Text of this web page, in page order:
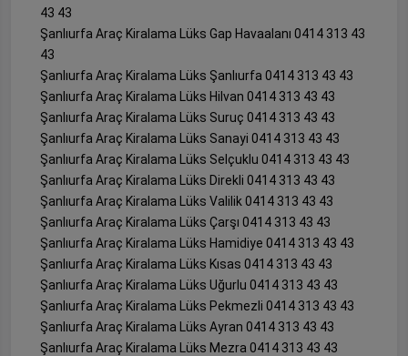
43 43
Şanlıurfa Araç Kiralama Lüks Gap Havaalanı 0414 313 43
43
Şanlıurfa Araç Kiralama Lüks Şanlıurfa 0414 313 43 43
Şanlıurfa Araç Kiralama Lüks Hilvan 0414 313 43 43
Şanlıurfa Araç Kiralama Lüks Suruç 0414 313 43 43
Şanlıurfa Araç Kiralama Lüks Sanayi 0414 313 43 43
Şanlıurfa Araç Kiralama Lüks Selçuklu 0414 313 43 43
Şanlıurfa Araç Kiralama Lüks Direkli 0414 313 43 43
Şanlıurfa Araç Kiralama Lüks Valilik 0414 313 43 43
Şanlıurfa Araç Kiralama Lüks Çarşı 0414 313 43 43
Şanlıurfa Araç Kiralama Lüks Hamidiye 0414 313 43 43
Şanlıurfa Araç Kiralama Lüks Kısas 0414 313 43 43
Şanlıurfa Araç Kiralama Lüks Uğurlu 0414 313 43 43
Şanlıurfa Araç Kiralama Lüks Pekmezli 0414 313 43 43
Şanlıurfa Araç Kiralama Lüks Ayran 0414 313 43 43
Şanlıurfa Araç Kiralama Lüks Mezra 0414 313 43 43